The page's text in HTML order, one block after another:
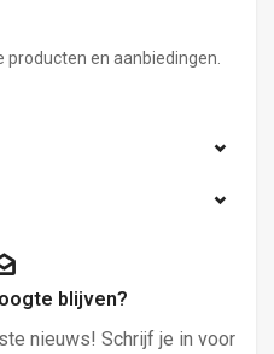
producten en aanbiedingen.
blijven?
nieuws! Schrijf je in voor